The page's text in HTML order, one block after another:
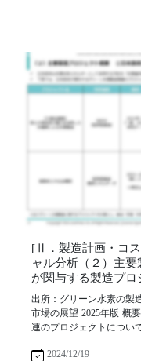
[Ⅱ．製造計画・コ
ャル分析（２）主
が関与する製造プロ
出所：グリーン水素の製
市場の展望 2025年版 概
連のプロジェクトについ
2024/12/19